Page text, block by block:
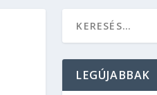
LEGÚJABBAK